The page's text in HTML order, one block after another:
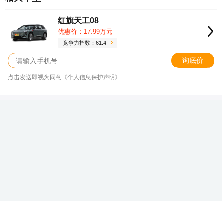
红旗天工08
优惠价：17.99万元
竞争力指数：61.4
询底价
点击发送即视为同意《个人信息保护声明》